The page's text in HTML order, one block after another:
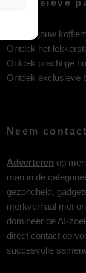
Exclusieve
Ontdek jouw
Ontdek het
Ontdek prachtige
Ontdek exclusieve
Neem
Adverteren op
man in de
gezondheid,
merkverhaal met
domineer de AI-
direct contact op
succesvolle